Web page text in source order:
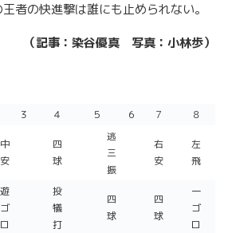
者の快進撃は誰にも止められない。
（記事：染谷優真 写真：小林歩）
３ ４ ５ ６ ７ ８
中
安
四
球
逃
三
振
右
安
左
飛
遊
ゴ
ロ
投
犠
打
四
球
四
球
一
ゴ
ロ